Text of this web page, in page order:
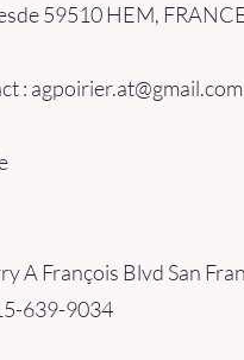
59510 HEM,
: agpoirier.at@gmail.com
A François Blvd San
639-9034